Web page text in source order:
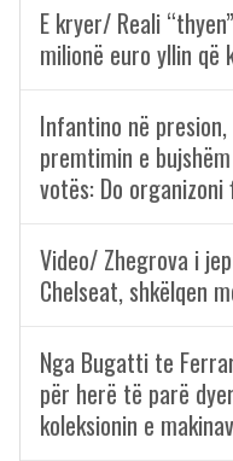
E kryer/ Reali
milionë euro yllin
Infantino në
premtimin e
votës: Do
Video/ Zhegrova i
Chelseat, shkëlqen
Nga Bugatti te
për herë të parë
koleksionin e